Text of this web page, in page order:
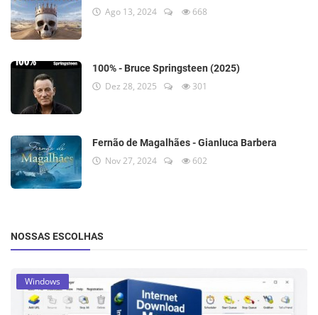
Ago 13, 2024 668
100% - Bruce Springsteen (2025)
Dez 28, 2025 301
Fernão de Magalhães - Gianluca Barbera
Nov 27, 2024 602
NOSSAS ESCOLHAS
Windows